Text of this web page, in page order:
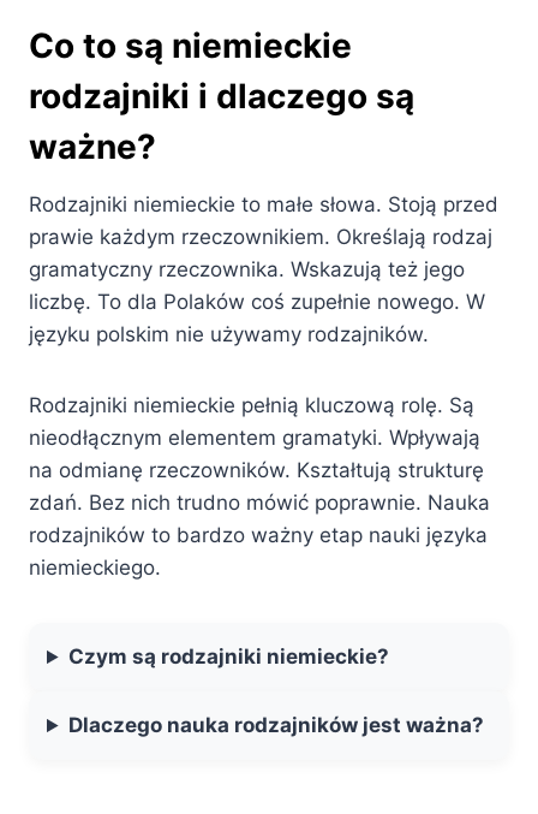
Co to są niemieckie
rodzajniki i dlaczego są
ważne?
Rodzajniki niemieckie to małe słowa. Stoją przed
prawie każdym rzeczownikiem. Określają rodzaj
gramatyczny rzeczownika. Wskazują też jego
liczbę. To dla Polaków coś zupełnie nowego. W
języku polskim nie używamy rodzajników.
Rodzajniki niemieckie pełnią kluczową rolę. Są
nieodłącznym elementem gramatyki. Wpływają
na odmianę rzeczowników. Kształtują strukturę
zdań. Bez nich trudno mówić poprawnie. Nauka
rodzajników to bardzo ważny etap nauki języka
niemieckiego.
Czym są rodzajniki niemieckie?
Dlaczego nauka rodzajników jest ważna?